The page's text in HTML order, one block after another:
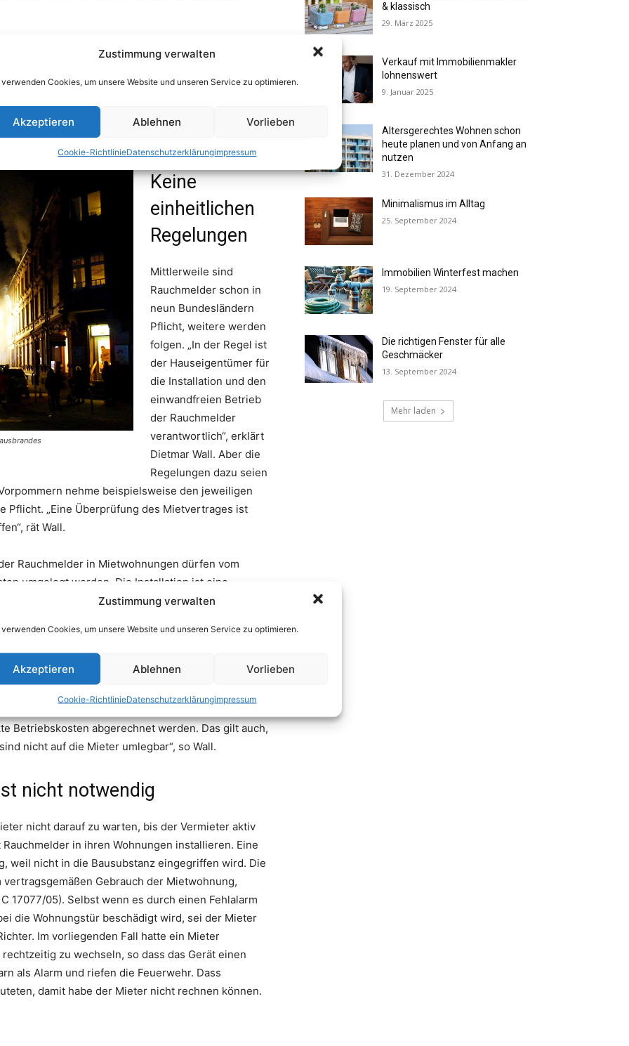
Zustimmung verwalten
verwenden Cookies, um unsere Website und unseren Service zu optimieren.
Akzeptieren Ablehnen Vorlieben
Cookie-RichtlinieDatenschutzerklärungimpressum